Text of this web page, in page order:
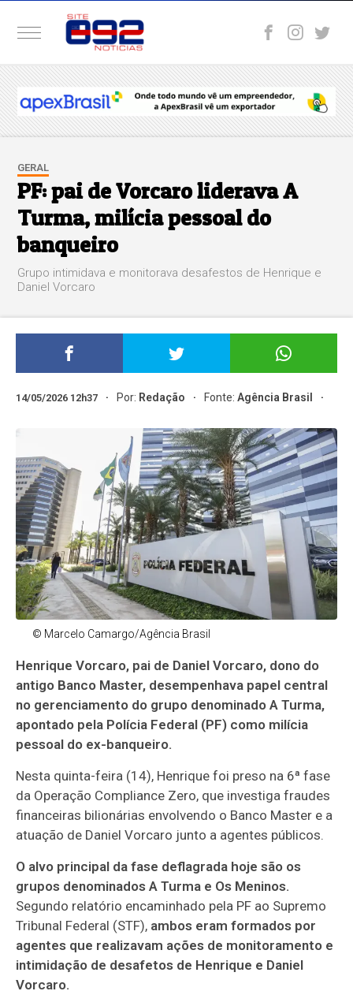
GERAL
PF: pai de Vorcaro liderava A
Turma, milícia pessoal do
banqueiro
Grupo intimidava e monitorava desafestos de Henrique e
Daniel Vorcaro
14/05/2026 12h37 Por: Redação Fonte:Agência Brasil
© Marcelo Camargo/Agência Brasil
Henrique Vorcaro, pai de Daniel Vorcaro, dono do
antigo Banco Master, desempenhava papel central
no gerenciamento do grupo denominado A Turma,
apontado pela Polícia Federal (PF) como milícia
pessoal do ex-banqueiro.
Nesta quinta-feira (14), Henrique foi preso na 6ª fase
da Operação Compliance Zero, que investiga fraudes
financeiras bilionárias envolvendo o Banco Master e a
atuação de Daniel Vorcaro junto a agentes públicos.
O alvo principal da fase deflagrada hoje são os
grupos denominados A Turma e Os Meninos.
Segundo relatório encaminhado pela PF ao Supremo
Tribunal Federal (STF), ambos eram formados por
agentes que realizavam ações de monitoramento e
intimidação de desafetos de Henrique e Daniel
Vorcaro.